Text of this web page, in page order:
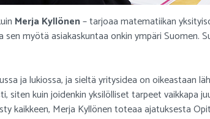
Merja Kyllönen– tarjoaa matematiikan
myötä asiakaskuntaa onkin ympäri Suomen.
ja lukiossa, ja sieltä yritysidea on oikeastaan
siten kuin joidenkin yksilölliset tarpeet vaikkapa
kaikkeen, Merja Kyllönen toteaa ajatuksesta